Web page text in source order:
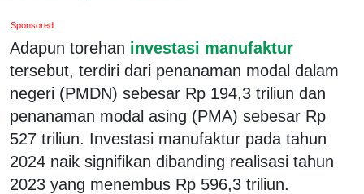
Sponsored
Adapun torehan investasi manufaktur
tersebut, terdiri dari penanaman modal dalam
negeri (PMDN) sebesar Rp 194,3 triliun dan
penanaman modal asing (PMA) sebesar Rp
527 triliun. Investasi manufaktur pada tahun
2024 naik signifikan dibanding realisasi tahun
2023 yang menembus Rp 596,3 triliun.